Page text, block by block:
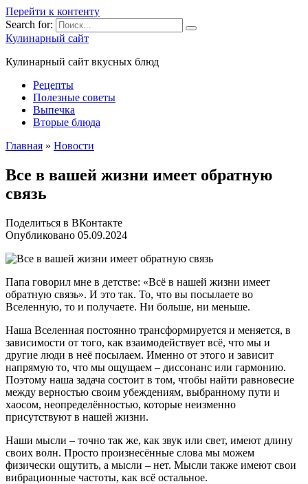
Перейти к контенту
Search for:
Кулинарный сайт
Кулинарный сайт вкусных блюд
Рецепты
Полезные советы
Выпечка
Вторые блюда
Главная » Новости
Все в вашей жизни имеет обратную
связь
Поделиться в ВКонтакте
Опубликовано 05.09.2024
Папа говорил мне в детстве: «Всё в нашей жизни имеет
обратную связь». И это так. То, что вы посылаете во
Вселенную, то и получаете. Ни больше, ни меньше.
Наша Вселенная постоянно трансформируется и меняется, в
зависимости от того, как взаимодействует всё, что мы и
другие люди в неё посылаем. Именно от этого и зависит
напрямую то, что мы ощущаем – диссонанс или гармонию.
Поэтому наша задача состоит в том, чтобы найти равновесие
между верностью своим убеждениям, выбранному пути и
хаосом, неопределённостью, которые неизменно
присутствуют в нашей жизни.
Наши мысли – точно так же, как звук или свет, имеют длину
своих волн. Просто произнесённые слова мы можем
физически ощутить, а мысли – нет. Мысли также имеют свои
вибрационные частоты, как всё остальное.